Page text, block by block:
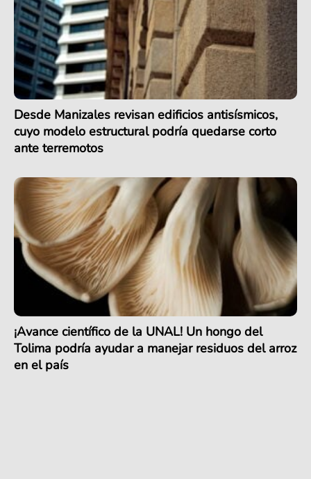
Desde Manizales revisan edificios antisísmicos,
cuyo modelo estructural podría quedarse corto
ante terremotos
¡Avance científico de la UNAL! Un hongo del
Tolima podría ayudar a manejar residuos del arroz
en el país